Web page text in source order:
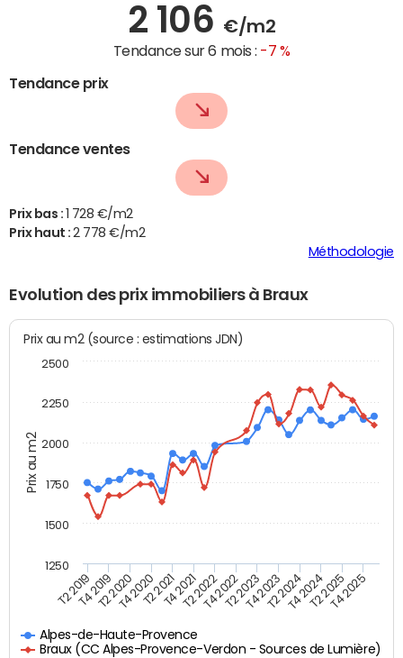
2 106 €/m2
Tendance sur 6 mois : -7 %
Tendance prix
Tendance ventes
Prix bas :
1 728 €/m2
Prix haut :2 778 €/m2
Méthodologie
Evolution des prix immobiliers à Braux
Prix au m2
Prix au m2 (source : estimations JDN)
Alpes-de-Haute-Provence
Braux (CC Alpes-Provence-Verdon - Sources de Lumière)
T2 2019T4 2019T2 2020T4 2020T2 2021T4 2021T2 2022T4 2022T2 2023T4 2023T2 2024T4 2024T2 2025T4 2025
1250
1500
1750
2000
2250
2500